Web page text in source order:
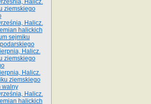
Halicz.
ziemskiego
Halicz.
halickich
sejmiku
Halicz.
ziemskiego
Halicz.
ziemskiego
walny
Halicz.
halickich